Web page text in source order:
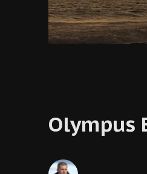
Olympus